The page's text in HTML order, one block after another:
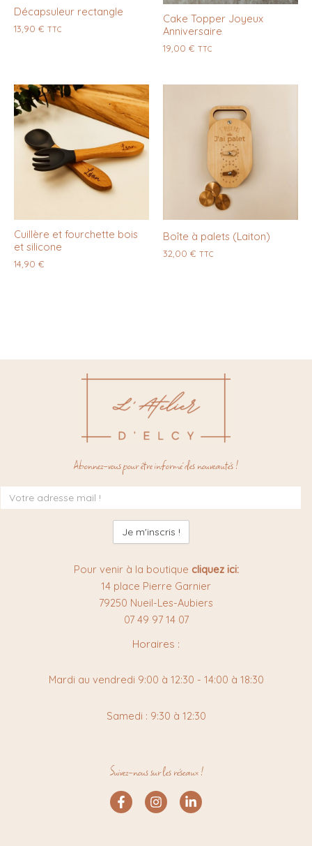
Décapsuleur rectangle
13,90 € TTC
Cake Topper Joyeux
Anniversaire
19,00 € TTC
Cuillère et fourchette bois
et silicone
14,90 €
Boîte à palets (Laiton)
32,00 € TTC
Abonnez-vous pour être informé des nouveautés !
à
la
newsletter
:
Pour venir à la boutique cliquez ici:
14 place Pierre Garnier
79250 Nueil-Les-Aubiers
07 49 97 14 07
Horaires :
Mardi au vendredi 9:00 à 12:30 - 14:00 à 18:30
Samedi : 9:30 à 12:30
Suivez-nous sur les réseaux !